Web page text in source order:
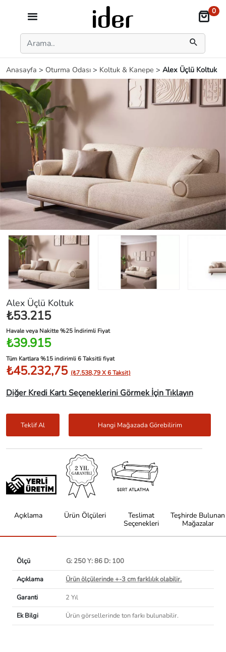
0
Anasayfa > Oturma Odası > Koltuk & Kanepe > Alex Üçlü Koltuk
Alex Üçlü Koltuk
₺53.215
Havale veya Nakitte %25 İndirimli Fiyat
₺39.915
Tüm Kartlara %15 indirimli 6 Taksitli fiyat
₺45.232,75 (₺7.538,79 X 6 Taksit)
Diğer Kredi Kartı Seçeneklerini Görmek İçin Tıklayın
Teklif Al Hangi Mağazada Görebilirim
Açıklama Ürün Ölçüleri
Teslimat
Seçenekleri
Teşhirde Bulunan
Mağazalar
Ölçü
G: 250 Y: 86 D: 100
Açıklama
Ürün ölçülerinde +-3 cm farklılık olabilir.
Garanti
2 Yıl
Ek Bilgi
Ürün görsellerinde ton farkı bulunabilir.